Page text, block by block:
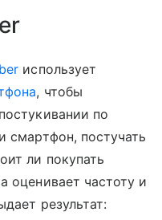
использует
, чтобы
по
смартфон, постучать
ли покупать
оценивает частоту и
результат: